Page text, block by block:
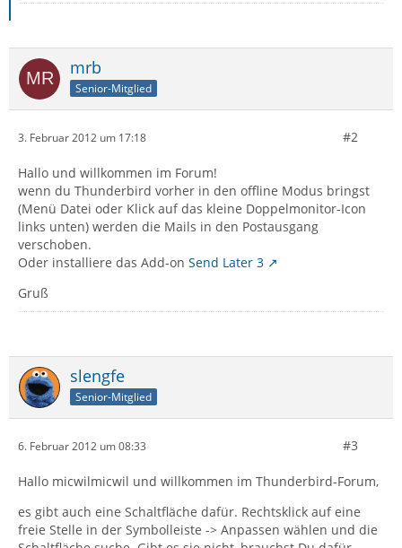
mrb
Senior-Mitglied
3. Februar 2012 um 17:18 #2
Hallo und willkommen im Forum!
wenn du Thunderbird vorher in den offline Modus bringst
(Menü Datei oder Klick auf das kleine Doppelmonitor-Icon
links unten) werden die Mails in den Postausgang
verschoben.
Oder installiere das Add-on Send Later 3
Gruß
slengfe
Senior-Mitglied
6. Februar 2012 um 08:33 #3
Hallo micwilmicwil und willkommen im Thunderbird-Forum,
es gibt auch eine Schaltfläche dafür. Rechtsklick auf eine
freie Stelle in der Symbolleiste -> Anpassen wählen und die